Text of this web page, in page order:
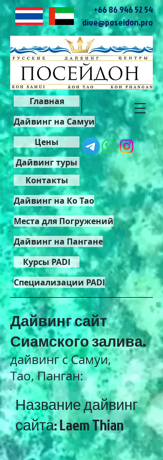
+66 86 946 52 54
dive@poseidon.pro
Главная
Дайвинг на Самуи
Цены
Дайвинг туры
Контакты
Дайвинг на Ко Тао
Места для Погружений
Дайвинг на Пангане
Курсы PADI
Специализации PADI
Дайвинг сайт
Сиамского залива.
дайвинг с Самуи,
Тао, Панган:
Название дайвинг
сайта: Laem Thian